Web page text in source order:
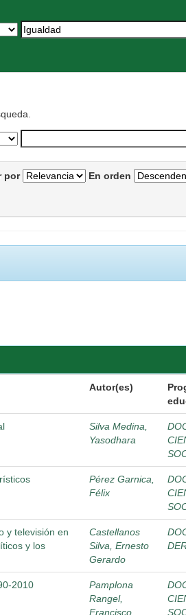
por En orden
Autor(es)
Silva Medina,
Yasodhara
Pérez Garnica,
Félix
y televisión en
y los
Castellanos
Silva, Ernesto
Gerardo
2010
Pamplona
Rangel,
Francisco